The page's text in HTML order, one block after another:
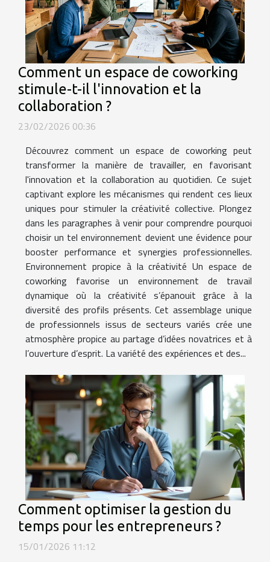
Comment un espace de coworking
stimule-t-il l'innovation et la
collaboration ?
23/02/2026 00:36
Découvrez comment un espace de coworking peut
transformer la manière de travailler, en favorisant
l'innovation et la collaboration au quotidien. Ce sujet
captivant explore les mécanismes qui rendent ces lieux
uniques pour stimuler la créativité collective. Plongez
dans les paragraphes à venir pour comprendre pourquoi
choisir un tel environnement devient une évidence pour
booster performance et synergies professionnelles.
Environnement propice à la créativité Un espace de
coworking favorise un environnement de travail
dynamique où la créativité s’épanouit grâce à la
diversité des profils présents. Cet assemblage unique
de professionnels issus de secteurs variés crée une
atmosphère propice au partage d’idées novatrices et à
l’ouverture d’esprit. La variété des expériences et des...
Comment optimiser la gestion du
temps pour les entrepreneurs ?
15/01/2026 11:12